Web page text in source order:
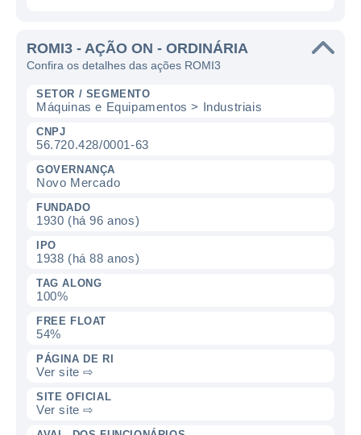
ROMI3 - AÇÃO ON - ORDINÁRIA
Confira os detalhes das ações ROMI3
SETOR / SEGMENTO
Máquinas e Equipamentos > Industriais
CNPJ
56.720.428/0001-63
GOVERNANÇA
Novo Mercado
FUNDADO
1930 (há 96 anos)
IPO
1938 (há 88 anos)
TAG ALONG
100%
FREE FLOAT
54%
PÁGINA DE RI
Ver site ⇨
SITE OFICIAL
Ver site ⇨